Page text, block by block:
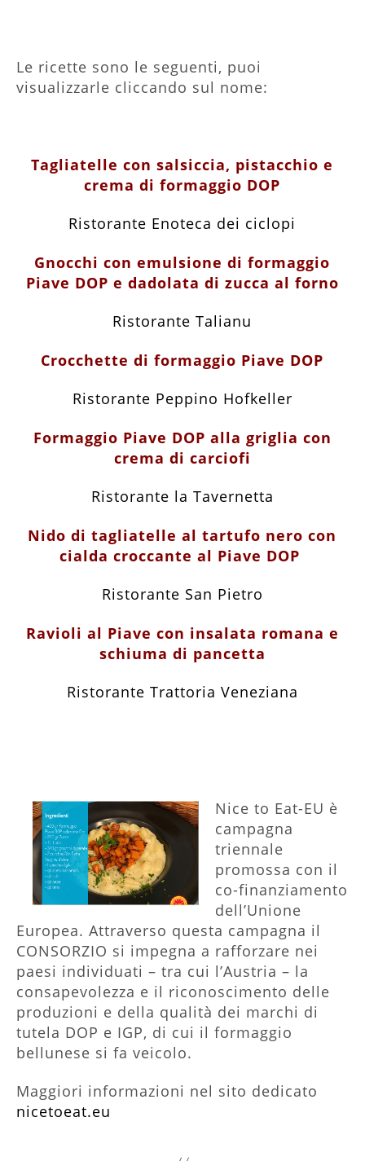
Le ricette sono le seguenti, puoi
visualizzarle cliccando sul nome:
Tagliatelle con salsiccia, pistacchio e
crema di formaggio DOP
Ristorante Enoteca dei ciclopi
Gnocchi con emulsione di formaggio
Piave DOP e dadolata di zucca al forno
Ristorante Talianu
Crocchette di formaggio Piave DOP
Ristorante Peppino Hofkeller
Formaggio Piave DOP alla griglia con
crema di carciofi
Ristorante la Tavernetta
Nido di tagliatelle al tartufo nero con
cialda croccante al Piave DOP
Ristorante San Pietro
Ravioli al Piave con insalata romana e
schiuma di pancetta
Ristorante Trattoria Veneziana
Nice to Eat-EU è
campagna
triennale
promossa con il
co-finanziamento
dell’Unione
Europea. Attraverso questa campagna il
CONSORZIO si impegna a rafforzare nei
paesi individuati – tra cui l’Austria – la
consapevolezza e il riconoscimento delle
produzioni e della qualità dei marchi di
tutela DOP e IGP, di cui il formaggio
bellunese si fa veicolo.
Maggiori informazioni nel sito dedicato
nicetoeat.eu